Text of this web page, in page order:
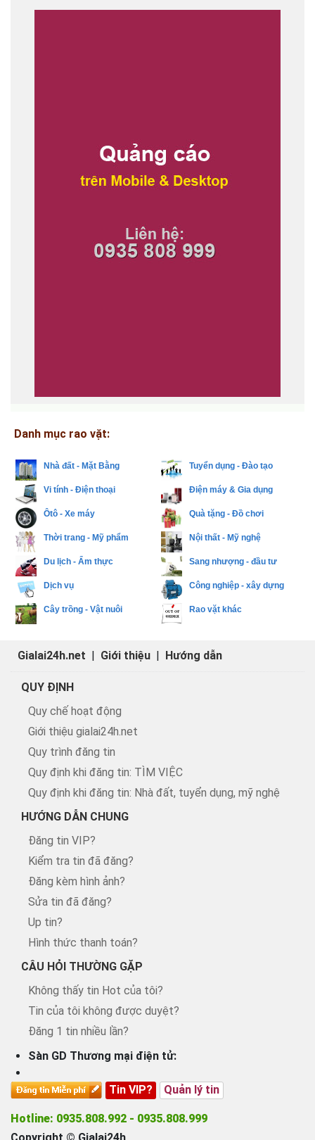
Danh mục rao vặt:
Nhà đất - Mặt Bằng Tuyển dụng - Đào tạo
Vi tính - Điện thoại Điện máy & Gia dụng
Ôtô - Xe máy Quà tặng - Đồ chơi
Thời trang - Mỹ phẩm Nội thất - Mỹ nghệ
Du lịch - Ẩm thực Sang nhượng - đầu tư
Dịch vụ Công nghiệp - xây dựng
Cây trồng - Vật nuôi Rao vặt khác
Gialai24h.net | Giới thiệu | Hướng dẫn
QUY ĐỊNH
Quy chế hoạt động
Giới thiệu gialai24h.net
Quy trình đăng tin
Quy định khi đăng tin: TÌM VIỆC
Quy định khi đăng tin: Nhà đất, tuyển dụng, mỹ nghệ
HƯỚNG DẪN CHUNG
Đăng tin VIP?
Kiểm tra tin đã đăng?
Đăng kèm hình ảnh?
Sửa tin đã đăng?
Up tin?
Hình thức thanh toán?
CÂU HỎI THƯỜNG GẶP
Không thấy tin Hot của tôi?
Tin của tôi không được duyệt?
Đăng 1 tin nhiều lần?
Sàn GD Thương mại điện tử:
Tin VIP? Quản lý tin
Hotline: 0935.808.992 - 0935.808.999
Copyright © Gialai24h